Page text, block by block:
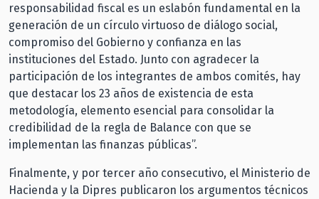
responsabilidad fiscal es un eslabón fundamental en la
generación de un círculo virtuoso de diálogo social,
compromiso del Gobierno y confianza en las
instituciones del Estado. Junto con agradecer la
participación de los integrantes de ambos comités, hay
que destacar los 23 años de existencia de esta
metodología, elemento esencial para consolidar la
credibilidad de la regla de Balance con que se
implementan las finanzas públicas”.
Finalmente, y por tercer año consecutivo, el Ministerio de
Hacienda y la Dipres publicaron los argumentos técnicos